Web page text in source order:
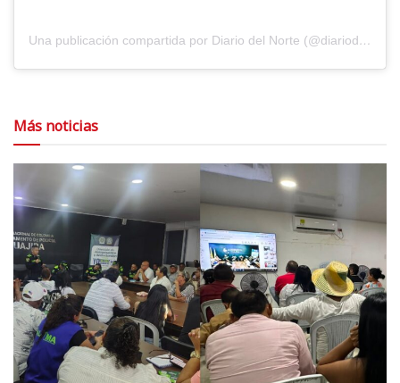
Una publicación compartida por Diario del Norte (@diariodelnorte)
Más noticias